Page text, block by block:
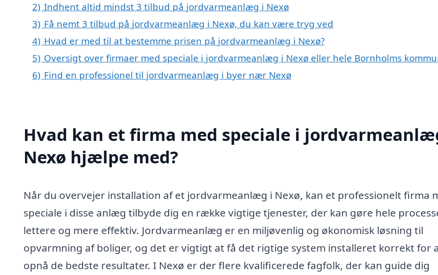
2) Indhent altid mindst 3 tilbud på jordvarmeanlæg i Nexø
3) Få nemt 3 tilbud på jordvarmeanlæg i Nexø, du kan være tryg ved
4) Hvad er med til at bestemme prisen på jordvarmeanlæg i Nexø?
5) Oversigt over firmaer med speciale i jordvarmeanlæg i Nexø eller hele Bornholms
6) Find en professionel til jordvarmeanlæg i byer nær Nexø
Hvad kan et firma med speciale i
Nexø hjælpe med?
Når du overvejer installation af et jordvarmeanlæg i Nexø, kan et professionelt firma
speciale i disse anlæg tilbyde dig en række vigtige tjenester, der kan gøre hele
lettere og mere effektiv. Jordvarmeanlæg er en miljøvenlig og økonomisk løsning til
opvarmning af boliger, og det er vigtigt at få det rigtige system installeret korrekt for
opnå de bedste resultater. I Nexø er der flere kvalificerede fagfolk, der kan guide dig